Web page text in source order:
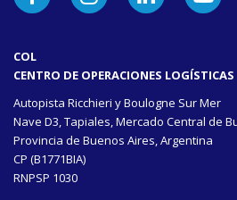
COL
CENTRO DE OPERACIONES LOGÍSTICAS
Autopista Ricchieri y Boulogne Sur Mer
Nave D3, Tapiales, Mercado Central de
Provincia de Buenos Aires, Argentina
CP (B1771BIA)
RNPSP 1030